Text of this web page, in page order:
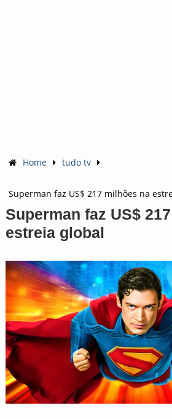
Home tudo tv
Superman faz US$ 217 milhões na
Superman faz US$
estreia global